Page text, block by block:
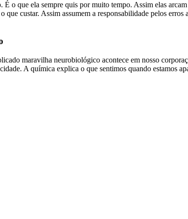
o que ela sempre quis por muito tempo. Assim elas
custar. Assim assumem a responsabilidade pelos
maravilha neurobiológico acontece em nosso
A química explica o que sentimos quando estamos